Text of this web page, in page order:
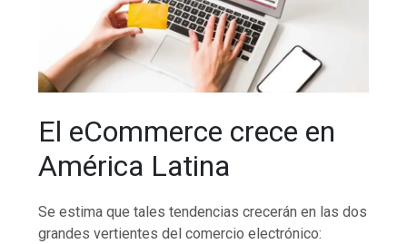
El eCommerce crece en
América Latina
Se estima que tales tendencias crecerán en las dos
grandes vertientes del comercio electrónico: